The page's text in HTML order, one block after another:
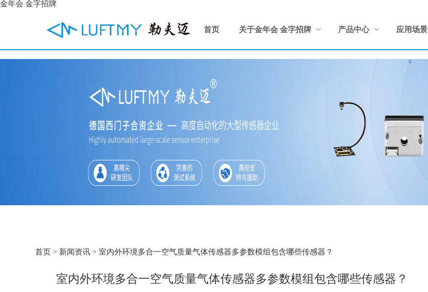
金年会 金字招牌
首页 关于金年会 金字招牌 产品中心 应用场景
首页 > 新闻资讯 > 室内外环境多合一空气质量气体传感器多参数模组包含哪些传感器？
室内外环境多合一空气质量气体传感器多参数模组包含哪些传感器？